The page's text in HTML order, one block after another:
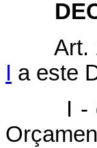
Art.
I a este
I - da